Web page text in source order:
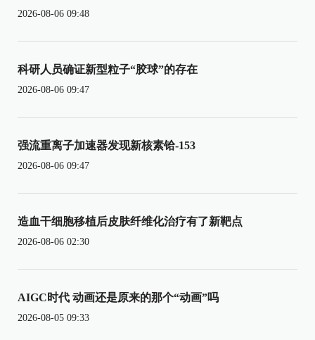
2026-08-06 09:48
科研人员确证新型粒子“胶球”的存在
2026-08-06 09:47
强流重离子加速器发现新核素铪-153
2026-08-06 09:47
造血干细胞移植后皮肤纤维化治疗有了新靶点
2026-08-06 02:30
AIGC时代 动画还是原来的那个“动画”吗
2026-08-05 09:33